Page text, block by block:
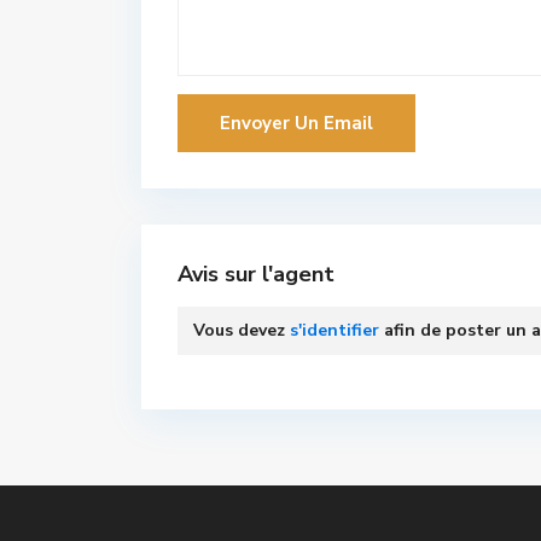
Avis sur l'agent
Vous devez s'identifier afin de poster un